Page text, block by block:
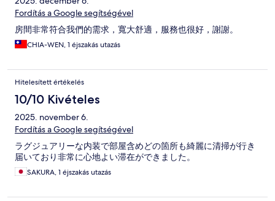
Fordítás a Google segítségével
房間非常符合我們的需求，寬大舒適，服務也很好，謝謝。
CHIA-WEN, 1 éjszakás utazás
Hitelesített értékelés
10/10 Kivételes
2025. november 6.
Fordítás a Google segítségével
ラグジュアリーな内装で部屋含めどの箇所も綺麗に清掃が行き
届いており非常に心地よい滞在ができました。
SAKURA, 1 éjszakás utazás